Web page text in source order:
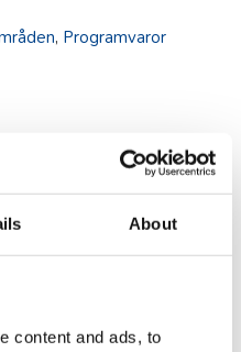
About
content and ads, to
, Programvaror